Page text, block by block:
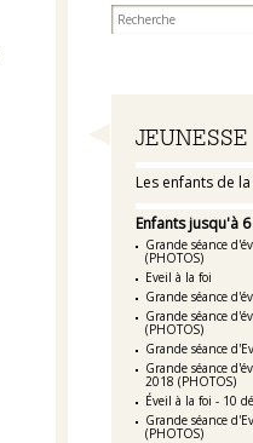
Navigation
JEUNESSE
Les enfants de
Enfants jusqu'à
Grande séance
(PHOTOS)
Eveil à la foi
Grande séance
Grande séance
(PHOTOS)
Grande séance
Grande séance
2018 (PHOTOS)
Éveil à la foi - 10
Grande séance
(PHOTOS)